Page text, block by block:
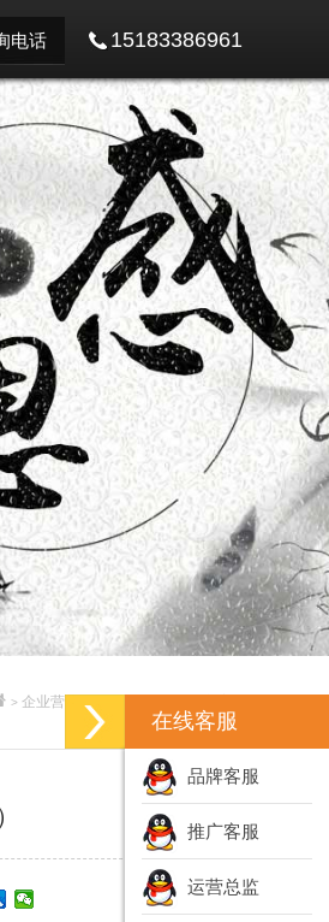
电话 15183386961
> 企业营销策划_企业营销策划方案
在线客服
品牌客服
推广客服
运营总监